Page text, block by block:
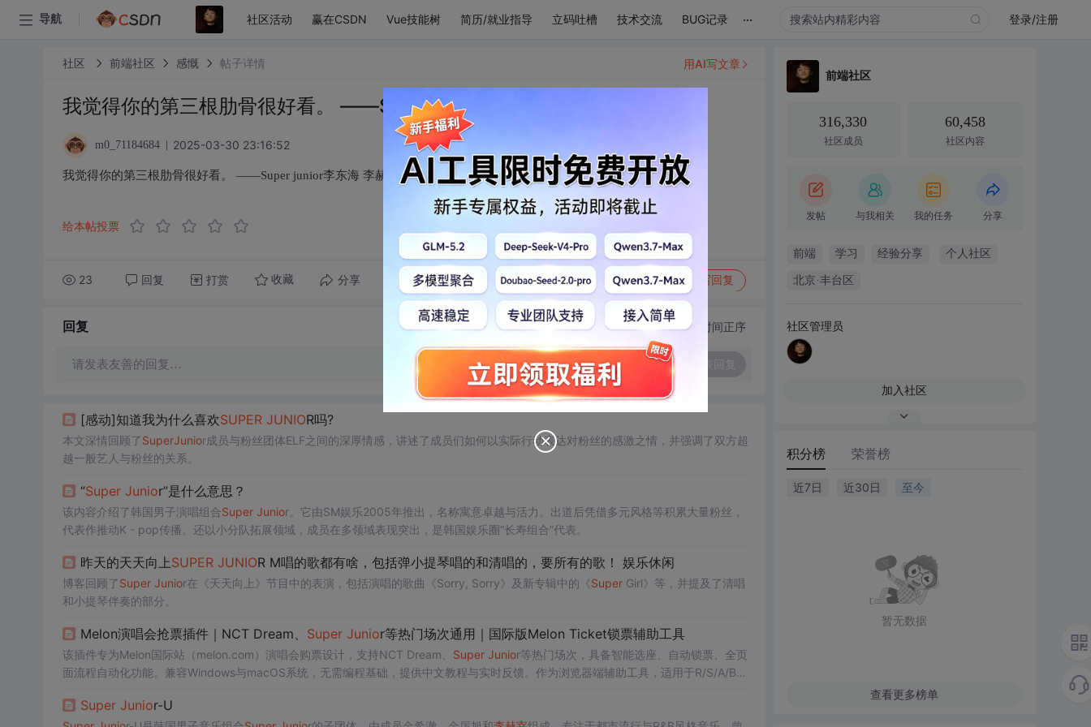
导航 社区活动 赢在CSDN Vue技能树 简历/就业指导 立码吐槽 技术交流 BUG记录 ... 登录/注册
社区 前端社区 感慨 帖子详情
我觉得你的第三根肋骨很好看。 ——Super junior李东海 李赫宰
m0_71184684 2025-03-30 23:16:52
我觉得你的第三根肋骨很好看。 ——Super junior李东海 李赫宰
给本帖投票
23 回复 打赏 收藏 分享 转发到动态 举报 写回复
用AI写文章
回复 切换为时间正序
请发表友善的回复…
[感动]知道我为什么喜欢SUPER JUNIOR吗?
本文深情回顾了SuperJunior成员与粉丝团体ELF之间的深厚情感，讲述了成员们如何以实际行动表达对粉丝的感激之情，并强调了双方超
越一般艺人与粉丝的关系。
“Super Junior”是什么意思？
该内容介绍了韩国男子演唱组合Super Junior。它由SM娱乐2005年推出，名称寓意卓越与活力。出道后凭借多元风格等积累大量粉丝，
代表作推动K - pop传播。还以小分队拓展领域，成员在多领域表现突出，是韩国娱乐圈“长寿组合”代表。
昨天的天天向上SUPER JUNIOR M唱的歌都有啥，包括弹小提琴唱的和清唱的，要所有的歌！ 娱乐休闲
博客回顾了Super Junior在《天天向上》节目中的表演，包括演唱的歌曲《Sorry, Sorry》及新专辑中的《SuperGirl》等，并提及了清唱
和小提琴伴奏的部分。
Melon演唱会抢票插件｜NCT Dream、 Super Junior等热门场次通用｜国际版Melon Ticket锁票辅助工具
该插件专为Melon国际站（melon.com）演唱会购票设计，支持NCT Dream、 Super Junior等热门场次，具备智能选座、自动锁票、全页
面流程自动化功能。兼容Windows与macOS系统，无需编程基础，提供中文教程与实时反馈。作为浏览器端辅助工具，适用于R/S/A/B等
Super Junior-U
前端社区
316,330
社区成员
60,458
社区内容
发帖 与我相关 我的任务 分享
前端 学习 经验分享 个人社区
北京·丰台区
社区管理员
加入社区
积分榜 荣誉榜
近7日 近30日 至今
暂无数据
查看更多榜单